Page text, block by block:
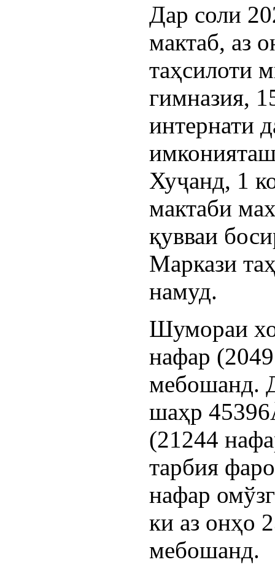
Дар соли
мактаб, аз
таҳсилоти
гимназия,
интернати
Хуҷанд, 1
мактаби
қувваи
Маркази
намуд.
Шумораи
нафар
мебошанд.
шаҳр
(21244
тарбия
нафар
ки аз онҳо
мебошанд.